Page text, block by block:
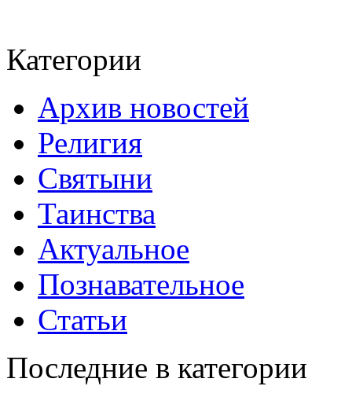
Категории
Архив новостей
Религия
Святыни
Таинства
Актуальное
Познавательное
Статьи
Последние в категории